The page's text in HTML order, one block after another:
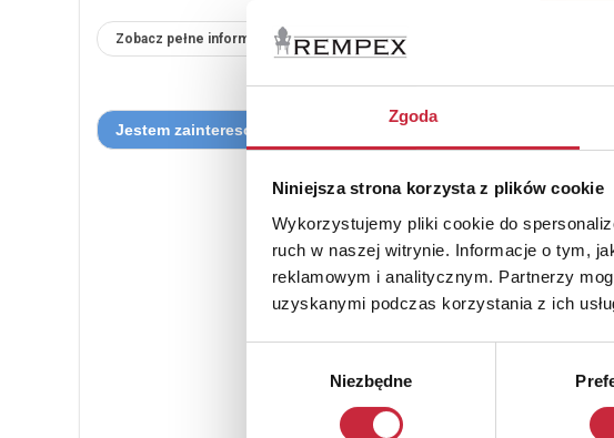
Zgoda
Niniejsza strona korzysta z plików cookie
Wykorzystujemy pliki cookie do
ruch w naszej witrynie. Informacje o tym,
reklamowym i analitycznym. Partnerzy
uzyskanymi podczas korzystania z ich
Niezbędne
Zobacz pełne informacje